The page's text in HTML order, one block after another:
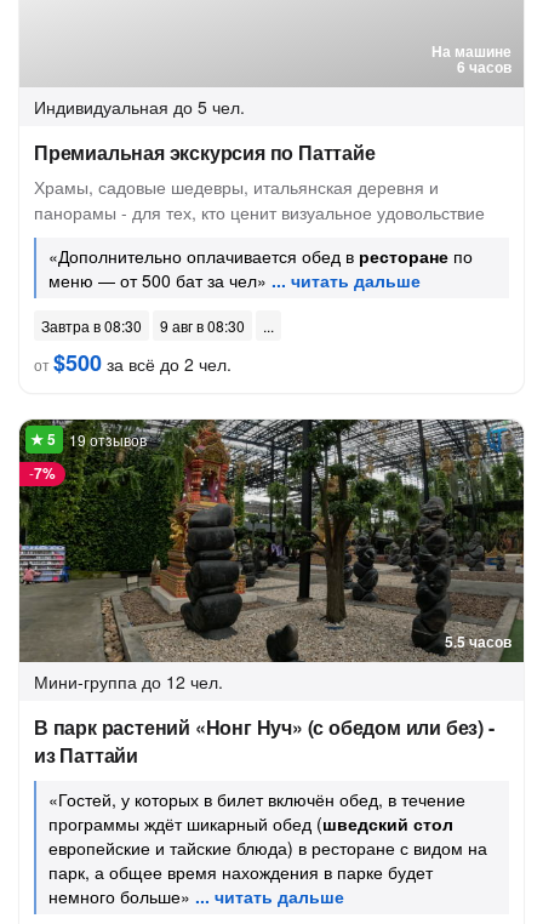
На машине
6 часов
Индивидуальная до 5 чел.
Премиальная экскурсия по Паттайе
Храмы, садовые шедевры, итальянская деревня и
панорамы - для тех, кто ценит визуальное удовольствие
«Дополнительно оплачивается обед в ресторане по
меню — от 500 бат за чел»
Завтра в 08:30
9 авг в 08:30
от$500 за всё до 2 чел.
5.5 часов
-7%
19 отзывов
Мини-группа до 12 чел.
В парк растений «Нонг Нуч» (с обедом или без) -
из Паттайи
«Гостей, у которых в билет включён обед, в течение
программы ждёт шикарный обед (шведский стол
европейские и тайские блюда) в ресторане с видом на
парк, а общее время нахождения в парке будет
немного больше»